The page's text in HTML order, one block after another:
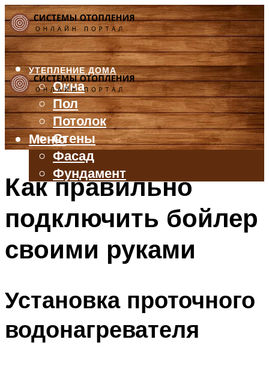
УТЕПЛЕНИЕ ДОМА
Окна
Пол
Потолок
Стены
Фасад
Фундамент
БАЛКОН И ЛОДЖИЯ
ВЕНТИЛЯЦИЯ
ТРУБЫ
Меню
Как правильно
подключить бойлер
своими руками
Установка проточного
водонагревателя